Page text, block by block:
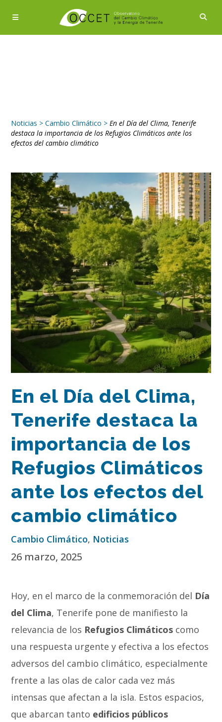
Noticias >Cambio Climático > En el Día del Clima, Tenerife
destaca la importancia de los Refugios Climáticos ante los
efectos del cambio climático
En el Día del Clima,
Tenerife destaca la
importancia de los
Refugios Climáticos
ante los efectos del
cambio climático
Cambio Climático, Noticias
26 marzo, 2025
Hoy, en el marco de la conmemoración del Día
del Clima, Tenerife pone de manifiesto la
relevancia de los Refugios Climáticos como
una respuesta urgente y efectiva a los efectos
adversos del cambio climático, especialmente
frente a las olas de calor cada vez más
intensas que afectan a la isla. Estos espacios,
que abarcan tanto edificios públicos